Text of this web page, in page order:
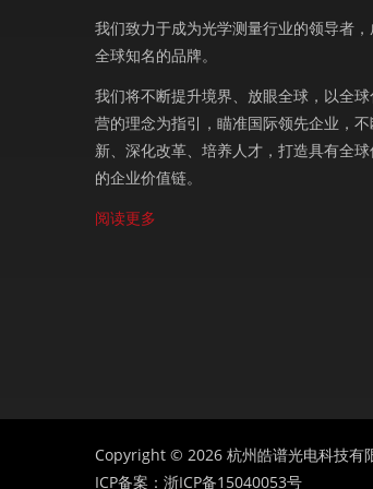
我们致力于成为光学测量行业的领导者，
全球知名的品牌。
我们将不断提升境界、放眼全球，以全
营的理念为指引，瞄准国际领先企业，不
新、深化改革、培养人才，打造具有全
的企业价值链。
阅读更多
Copyright © 2026 杭州皓谱光电科技有
ICP备案： 浙ICP备15040053号